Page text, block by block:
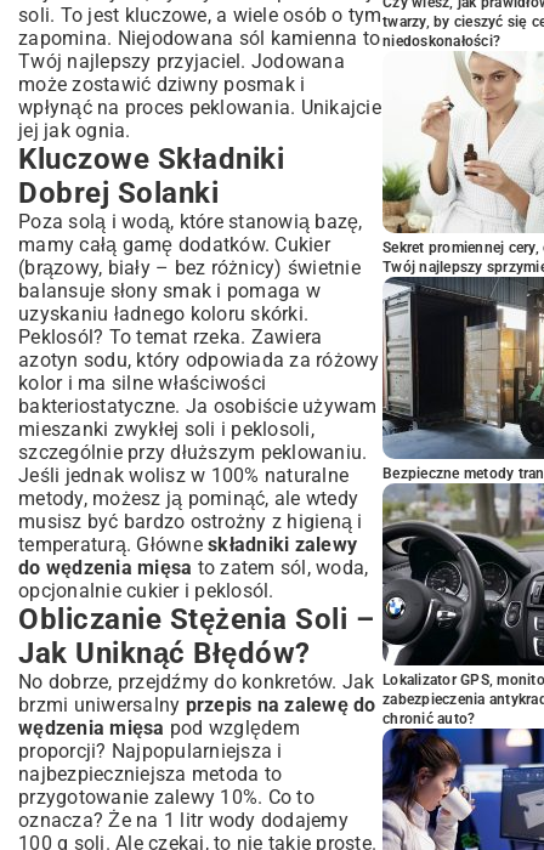
Wybór Metody
Najczęstsze Błędy Przy Przygotowaniu
Zalewy i Jak Ich Unikać
Podsumowanie: Twoje Wędzonki –
Smak, Który Pokochasz
soli. To jest kluczowe, a wiele osób o tym
zapomina. Niejodowana sól kamienna to
Twój najlepszy przyjaciel. Jodowana
może zostawić dziwny posmak i
wpłynąć na proces peklowania. Unikajcie
jej jak ognia.
Kluczowe Składniki
Dobrej Solanki
Poza solą i wodą, które stanowią bazę,
mamy całą gamę dodatków. Cukier
(brązowy, biały – bez różnicy) świetnie
balansuje słony smak i pomaga w
uzyskaniu ładnego koloru skórki.
Peklosól? To temat rzeka. Zawiera
azotyn sodu, który odpowiada za różowy
kolor i ma silne właściwości
bakteriostatyczne. Ja osobiście używam
mieszanki zwykłej soli i peklosoli,
szczególnie przy dłuższym peklowaniu.
Jeśli jednak wolisz w 100% naturalne
metody, możesz ją pominąć, ale wtedy
musisz być bardzo ostrożny z higieną i
temperaturą. Główne składniki zalewy
do wędzenia mięsa to zatem sól, woda,
opcjonalnie cukier i peklosól.
Obliczanie Stężenia Soli –
Jak Uniknąć Błędów?
No dobrze, przejdźmy do konkretów. Jak
brzmi uniwersalny przepis na zalewę do
wędzenia mięsa pod względem
proporcji? Najpopularniejsza i
najbezpieczniejsza metoda to
przygotowanie zalewy 10%. Co to
oznacza? Że na 1 litr wody dodajemy
100 g soli. Ale czekaj, to nie takie proste.
twarzy, by cieszyć się
niedoskonałości?
Sekret promiennej
Twój najlepszy
Bezpieczne metody
Lokalizator GPS,
zabezpieczenia
chronić auto?